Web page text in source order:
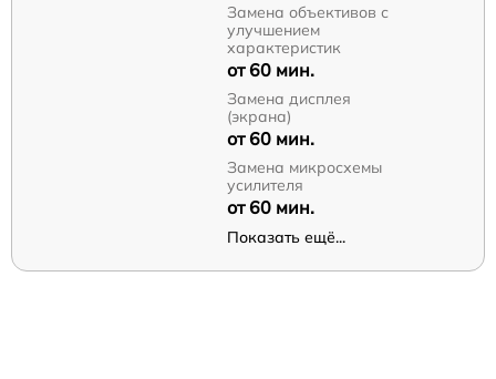
Замена объективов с
улучшением
характеристик
от 60 мин.
Замена дисплея
(экрана)
от 60 мин.
Замена микросхемы
усилителя
от 60 мин.
Показать ещё...